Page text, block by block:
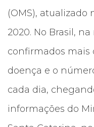
(OMS), atualizado
2020. No Brasil,
confirmados mais
doença e o
cada dia,
informações do